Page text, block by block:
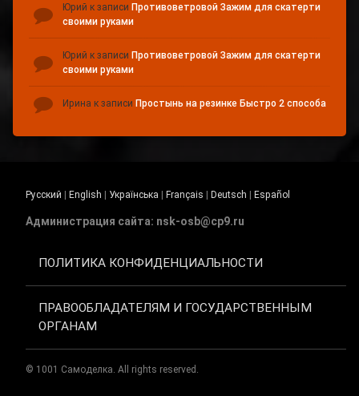
Юрий к записи Противоветровой Зажим для скатерти
своими руками
Юрий к записи Противоветровой Зажим для скатерти
своими руками
Ирина к записи Простынь на резинке Быстро 2 способа
Русский | English | Українська | Français | Deutsch | Español
Администрация сайта: nsk-osb@cp9.ru
ПОЛИТИКА КОНФИДЕНЦИАЛЬНОСТИ
ПРАВООБЛАДАТЕЛЯМ И ГОСУДАРСТВЕННЫМ
ОРГАНАМ
© 1001 Самоделка. All rights reserved.